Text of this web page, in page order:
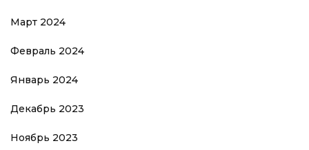
Март 2024
Февраль 2024
Январь 2024
Декабрь 2023
Ноябрь 2023